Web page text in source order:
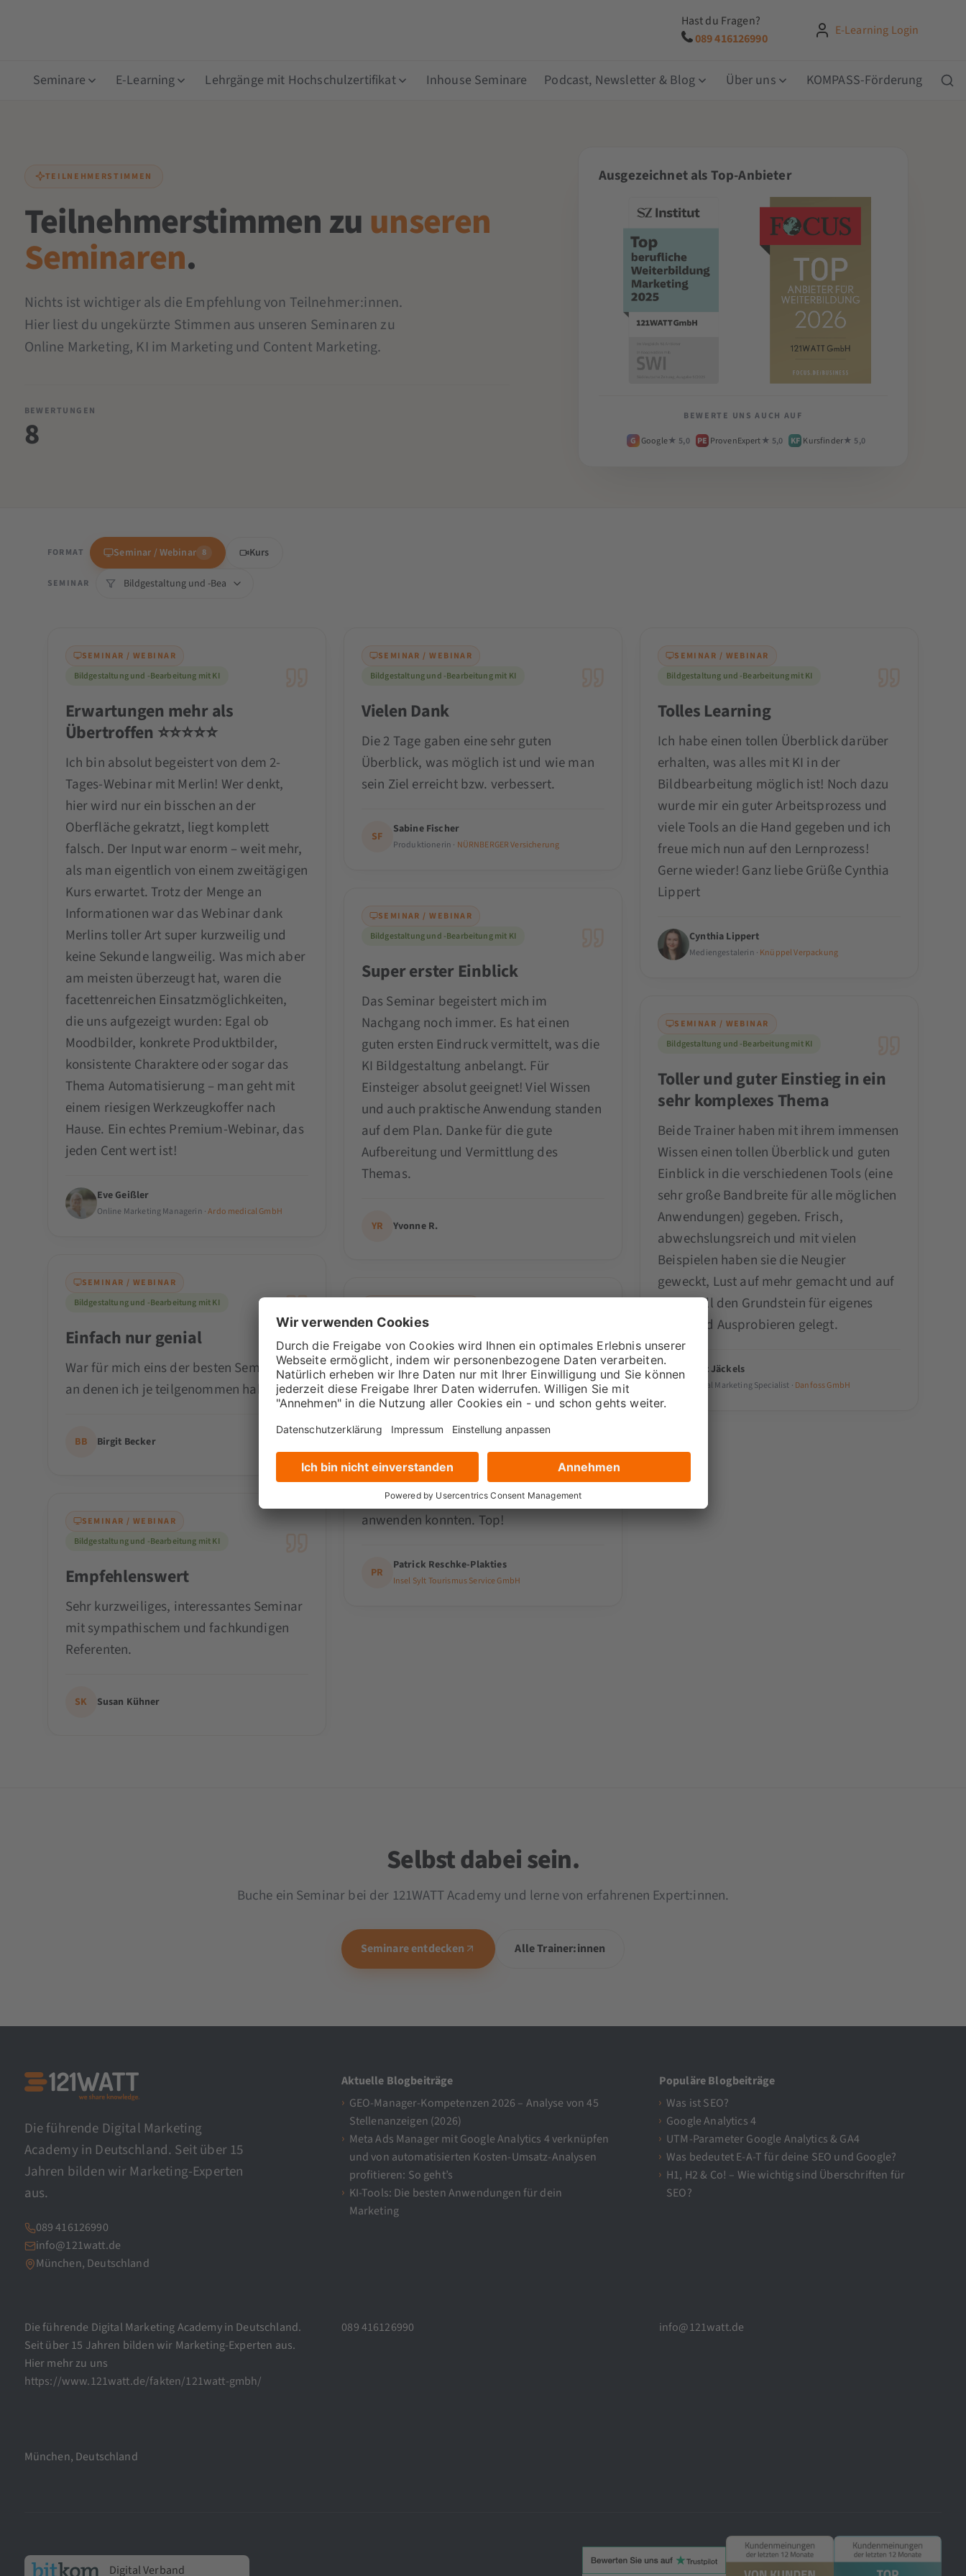
Hast du Fragen?
089 416126990
E-Learning Login
Seminare E-Learning Lehrgänge mit Hochschulzertifikat Inhouse Seminare Podcast, Newsletter & Blog Über uns KOMPASS-Förderung
TEILNEHMERSTIMMEN
Teilnehmerstimmen zu unseren
Seminaren.
Nichts ist wichtiger als die Empfehlung von Teilnehmer:innen.
Hier liest du ungekürzte Stimmen aus unseren Seminaren zu
Online Marketing, KI im Marketing und Content Marketing.
BEWERTUNGEN
8
Ausgezeichnet als Top-Anbieter
BEWERTE UNS AUCH AUF
G Google★ 5,0 PE ProvenExpert★ 5,0 KF Kursfinder★ 5,0
FORMAT Seminar / Webinar 8 Kurs
SEMINAR
SEMINAR / WEBINAR
Bildgestaltung und -Bearbeitung mit KI
Erwartungen mehr als
Übertroffen ⭐️⭐️⭐️⭐️⭐️
Ich bin absolut begeistert von dem 2-
Tages-Webinar mit Merlin! Wer denkt,
hier wird nur ein bisschen an der
Oberfläche gekratzt, liegt komplett
falsch. Der Input war enorm – weit mehr,
als man eigentlich von einem zweitägigen
Kurs erwartet. Trotz der Menge an
Informationen war das Webinar dank
Merlins toller Art super kurzweilig und
keine Sekunde langweilig. Was mich aber
am meisten überzeugt hat, waren die
facettenreichen Einsatzmöglichkeiten,
die uns aufgezeigt wurden: Egal ob
Moodbilder, konkrete Produktbilder,
konsistente Charaktere oder sogar das
Thema Automatisierung – man geht mit
einem riesigen Werkzeugkoffer nach
Hause. Ein echtes Premium-Webinar, das
jeden Cent wert ist!
Eve Geißler
Online Marketing Managerin ·Ardo medical GmbH
SEMINAR / WEBINAR
Bildgestaltung und -Bearbeitung mit KI
Einfach nur genial
War für mich eins der besten Seminare,
an denen ich je teilgenommen habe.
BB Birgit Becker
SEMINAR / WEBINAR
Bildgestaltung und -Bearbeitung mit KI
Empfehlenswert
Sehr kurzweiliges, interessantes Seminar
mit sympathischem und fachkundigen
Referenten.
SK Susan Kühner
SEMINAR / WEBINAR
Bildgestaltung und -Bearbeitung mit KI
Vielen Dank
Die 2 Tage gaben eine sehr guten
Überblick, was möglich ist und wie man
sein Ziel erreicht bzw. verbessert.
SF
Sabine Fischer
Produktionerin · NÜRNBERGER Versicherung
SEMINAR / WEBINAR
Bildgestaltung und -Bearbeitung mit KI
Super erster Einblick
Das Seminar begeistert mich im
Nachgang noch immer. Es hat einen
guten ersten Eindruck vermittelt, was die
KI Bildgestaltung anbelangt. Für
Einsteiger absolut geeignet! Viel Wissen
und auch praktische Anwendung standen
auf dem Plan. Danke für die gute
Aufbereitung und Vermittlung des
Themas.
YR Yvonne R.
Bildgestaltung und -Bearbeitung mit KI
Tolles Seminar
Merlin hat uns in den zwei Tagen super an
das Thema "digitale Bildgenerierung mit
KI" herangeführt. Jede Minute war
spannend, interessant und absolut
zielführend. Der Theorie folgte immer die
Praxis, so dass wir gelerntes gleich
anwenden konnten. Top!
PR
Patrick Reschke-Plakties
Insel Sylt Tourismus Service GmbH
SEMINAR / WEBINAR
Bildgestaltung und -Bearbeitung mit KI
Tolles Learning
Ich habe einen tollen Überblick darüber
erhalten, was alles mit KI in der
Bildbearbeitung möglich ist! Noch dazu
wurde mir ein guter Arbeitsprozess und
viele Tools an die Hand gegeben und ich
freue mich nun auf den Lernprozess!
Gerne wieder! Ganz liebe Grüße Cynthia
Lippert
Cynthia Lippert
Mediengestalerin · Knüppel Verpackung
SEMINAR / WEBINAR
Bildgestaltung und -Bearbeitung mit KI
Toller und guter Einstieg in ein
sehr komplexes Thema
Beide Trainer haben mit ihrem immensen
Wissen einen tollen Überblick und guten
Einblick in die verschiedenen Tools (eine
sehr große Bandbreite für alle möglichen
Anwendungen) gegeben. Frisch,
abwechslungsreich und mit vielen
Beispielen haben sie die Neugier
geweckt, Lust auf mehr gemacht und auf
jeden Fall den Grundstein für eigenes
Üben und Ausprobieren gelegt.
Lutz Jäckels
Digital Marketing Specialist · Danfoss GmbH
Selbst dabei sein.
Buche ein Seminar bei der 121WATT Academy und lerne von erfahrenen Expert:innen.
Seminare entdecken Alle Trainer:innen
Die führende Digital Marketing
Academy in Deutschland. Seit über 15
Jahren bilden wir Marketing-Experten
aus.
089 416126990
info@121watt.de
München, Deutschland
Aktuelle Blogbeiträge
GEO-Manager-Kompetenzen 2026 – Analyse von 45
Stellenanzeigen (2026)
Meta Ads Manager mit Google Analytics 4 verknüpfen
und von automatisierten Kosten-Umsatz-Analysen
profitieren: So geht’s
KI-Tools: Die besten Anwendungen für dein
Marketing
Populäre Blogbeiträge
Was ist SEO?
Google Analytics 4
UTM-Parameter Google Analytics & GA4
Was bedeutet E-A-T für deine SEO und Google?
H1, H2 & Co! – Wie wichtig sind Überschriften für
SEO?
Die führende Digital Marketing Academy in Deutschland.
Seit über 15 Jahren bilden wir Marketing-Experten aus.
Hier mehr zu uns
https://www.121watt.de/fakten/121watt-gmbh/
089 416126990 info@121watt.de
München, Deutschland
Digital Verband